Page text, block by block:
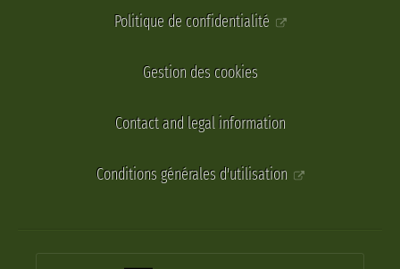
Politique de confidentialité
Gestion des cookies
Contact and legal information
Conditions générales d'utilisation